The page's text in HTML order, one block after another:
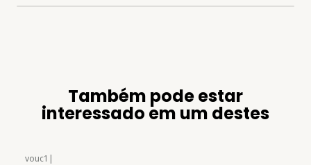
Também pode estar
interessado em um destes
vouc1 |